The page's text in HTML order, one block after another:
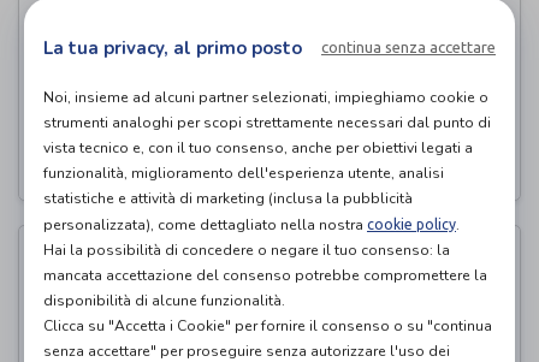
Ciabatta Chiusa Elasticizzata Trick
diEcosanit
PROVA E ACQUISTA IN NEGOZIO
La tua privacy, al primo posto continua senza accettare
Noi, insieme ad alcuni partner selezionati, impieghiamo cookie o
strumenti analoghi per scopi strettamente necessari dal punto di
vista tecnico e, con il tuo consenso, anche per obiettivi legati a
funzionalità, miglioramento dell'esperienza utente, analisi
statistiche e attività di marketing (inclusa la pubblicità
personalizzata), come dettagliato nella nostra cookie policy.
Hai la possibilità di concedere o negare il tuo consenso: la
mancata accettazione del consenso potrebbe compromettere la
disponibilità di alcune funzionalità.
Clicca su "Accetta i Cookie" per fornire il consenso o su "continua
senza accettare" per proseguire senza autorizzare l'uso dei